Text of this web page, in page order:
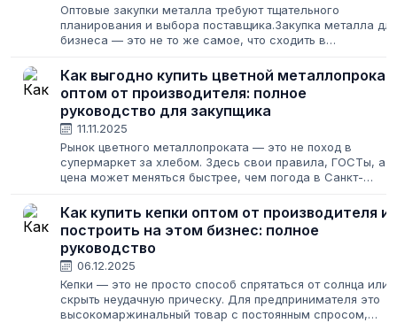
Оптовые закупки металла требуют тщательного
планирования и выбора поставщика.Закупка металла для
бизнеса — это не то же самое, что сходить в
на кону стоят крупные суммы, сроки проектов...
Как выгодно купить цветной металлопрокат
оптом от производителя: полное
руководство для закупщика
11.11.2025
Рынок цветного металлопроката — это не поход в
супермаркет за хлебом. Здесь свои правила, ГОСТы, а
цена может меняться быстрее, чем погода в Санкт-
сложным: десятки поставщиков, непонятные...
Как купить кепки оптом от производителя и
построить на этом бизнес: полное
руководство
06.12.2025
Кепки — это не просто способ спрятаться от солнца или
скрыть неудачную прическу. Для предпринимателя это
высокомаржинальный товар с постоянным спросом,